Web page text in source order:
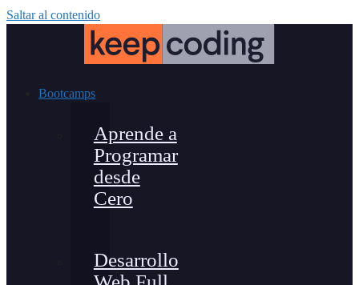
Saltar al contenido
Bootcamps
Aprende a
Programar
desde
Cero
Desarrollo